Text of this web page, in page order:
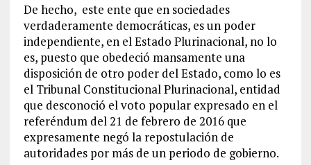
De hecho, este ente que en sociedades
verdaderamente democráticas, es un poder
independiente, en el Estado Plurinacional, no lo
es, puesto que obedeció mansamente una
disposición de otro poder del Estado, como lo es
el Tribunal Constitucional Plurinacional, entidad
que desconoció el voto popular expresado en el
referéndum del 21 de febrero de 2016 que
expresamente negó la repostulación de
autoridades por más de un periodo de gobierno.